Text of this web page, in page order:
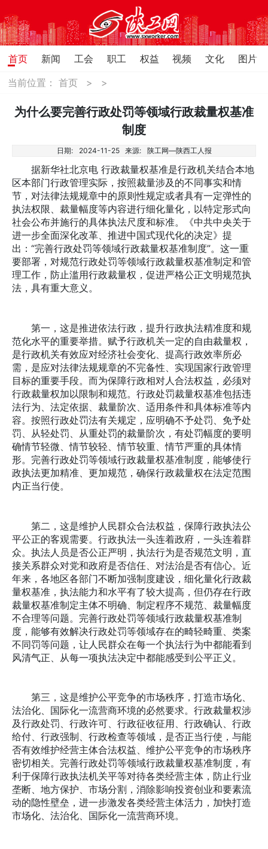
首页 新闻 工会 职工 权益 视频 文化
图片
当前位置：首页 > >
为什么要完善行政处罚等领域行政裁量权基准
制度
日期: 2024-11-25 来源: 陕工网—陕西工人报
据新华社北京电 行政裁量权基准是行政机关结合本地
区本部门行政管理实际，按照裁量涉及的不同事实和情
节，对法律法规规章中的原则性规定或者具有一定弹性的
执法权限、裁量幅度等内容进行细化量化，以特定形式向
社会公布并施行的具体执法尺度和标准。《中共中央关于
进一步全面深化改革、推进中国式现代化的决定》提
出：“完善行政处罚等领域行政裁量权基准制度”。这一重
要部署，对规范行政处罚等领域行政裁量权基准制定和管
理工作，防止滥用行政裁量权，促进严格公正文明规范执
法，具有重大意义。
第一，这是推进依法行政，提升行政执法精准度和规
范化水平的重要举措。赋予行政机关一定的自由裁量权，
是行政机关有效应对经济社会变化、提高行政效率所必
需，是应对法律法规规章的不完备性、实现国家行政管理
目标的重要手段。而为保障行政相对人合法权益，必须对
行政裁量权加以限制和规范。行政处罚裁量权基准包括违
法行为、法定依据、裁量阶次、适用条件和具体标准等内
容。按照行政处罚法有关规定，应明确不予处罚、免予处
罚、从轻处罚、从重处罚的裁量阶次，有处罚幅度的要明
确情节轻微、情节较轻、情节较重、情节严重的具体情
形。完善行政处罚等领域行政裁量权基准制度，能够使行
政执法更加精准、更加规范，确保行政裁量权在法定范围
内正当行使。
第二，这是维护人民群众合法权益，保障行政执法公
平公正的客观需要。行政执法一头连着政府，一头连着群
众。执法人员是否公正严明，执法行为是否规范文明，直
接关系群众对党和政府是否信任、对法治是否有信心。近
年来，各地区各部门不断加强制度建设，细化量化行政裁
量权基准，执法能力和水平有了较大提高，但仍存在行政
裁量权基准制定主体不明确、制定程序不规范、裁量幅度
不合理等问题。完善行政处罚等领域行政裁量权基准制
度，能够有效解决行政处罚等领域存在的畸轻畸重、类案
不同罚等问题，让人民群众在每一个执法行为中都能看到
风清气正、从每一项执法决定中都能感受到公平正义。
第三，这是维护公平竞争的市场秩序，打造市场化、
法治化、国际化一流营商环境的必然要求。行政裁量权涉
及行政处罚、行政许可、行政征收征用、行政确认、行政
给付、行政强制、行政检查等领域，是否正当行使，与能
否有效维护经营主体合法权益、维护公平竞争的市场秩序
密切相关。完善行政处罚等领域行政裁量权基准制度，有
利于保障行政执法机关平等对待各类经营主体，防止行业
垄断、地方保护、市场分割，消除影响投资创业和要素流
动的隐性壁垒，进一步激发各类经营主体活力，加快打造
市场化、法治化、国际化一流营商环境。